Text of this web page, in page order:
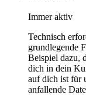
Immer aktiv
Technisch
grundlegende
Beispiel dazu,
dich in dein
auf dich ist für
anfallende